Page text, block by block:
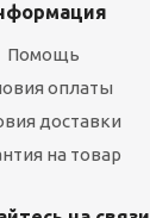
Помощь
оплаты
доставки
на товар